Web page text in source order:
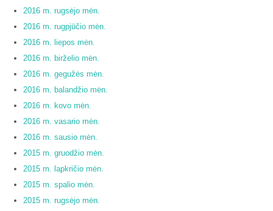
2016 m. rugsėjo mėn.
2016 m. rugpjūčio mėn.
2016 m. liepos mėn.
2016 m. birželio mėn.
2016 m. gegužės mėn.
2016 m. balandžio mėn.
2016 m. kovo mėn.
2016 m. vasario mėn.
2016 m. sausio mėn.
2015 m. gruodžio mėn.
2015 m. lapkričio mėn.
2015 m. spalio mėn.
2015 m. rugsėjo mėn.